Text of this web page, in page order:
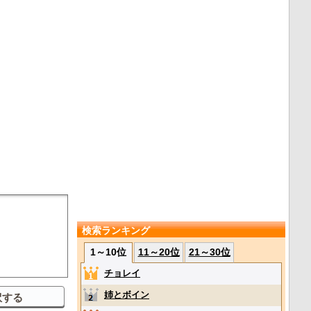
検索ランキング
1～10位
11～20位 21～30位
チョレイ
姉とボイン